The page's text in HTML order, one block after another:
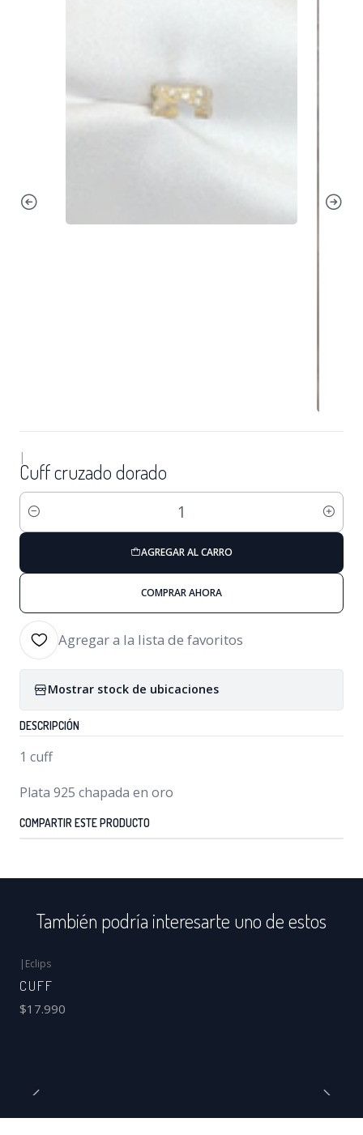
|
Cuff cruzado dorado
Cantidad
AGREGAR AL CARRO
COMPRAR AHORA
Agregar a la lista de favoritos
Mostrar stock de ubicaciones
DESCRIPCIÓN
1 cuff
Plata 925 chapada en oro
COMPARTIR ESTE PRODUCTO
También podría interesarte uno de estos
| Eclips
CUFF
$17.990